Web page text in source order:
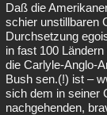
Daß die
schier unstillbaren
Durchsetzung
in fast 100
die Carlyle-Anglo-
Bush sen.(!) ist –
sich dem in seiner
nachgehenden,